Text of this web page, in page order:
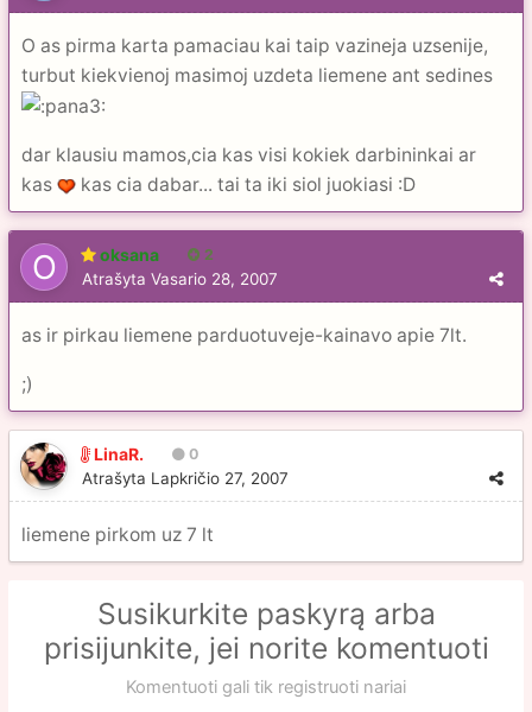
O as pirma karta pamaciau kai taip vazineja uzsenije,
turbut kiekvienoj masimoj uzdeta liemene ant sedines
dar klausiu mamos,cia kas visi kokiek darbininkai ar
kas
kas cia dabar... tai ta iki siol juokiasi :D
oksana 2
Atrašyta Vasario 28, 2007
as ir pirkau liemene parduotuveje-kainavo apie 7lt.
;)
LinaR. 0
Atrašyta Lapkričio 27, 2007
liemene pirkom uz 7 lt
Susikurkite paskyrą arba
prisijunkite, jei norite komentuoti
Komentuoti gali tik registruoti nariai